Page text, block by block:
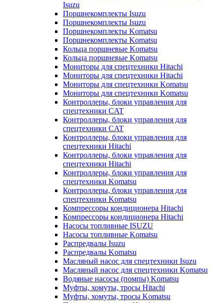
Isuzu
Поршнекомплекты Isuzu
Поршнекомплекты Isuzu
Поршнекомплекты Komatsu
Поршнекомплекты Komatsu
Кольца поршневые Komatsu
Кольца поршневые Komatsu
Мониторы для спецтехники Hitachi
Мониторы для спецтехники Hitachi
Мониторы для спецтехники Komatsu
Мониторы для спецтехники Komatsu
Контроллеры, блоки управления для
спецтехники CAT
Контроллеры, блоки управления для
спецтехники CAT
Контроллеры, блоки управления для
спецтехники Hitachi
Контроллеры, блоки управления для
спецтехники Hitachi
Контроллеры, блоки управления для
спецтехники Komatsu
Контроллеры, блоки управления для
спецтехники Komatsu
Компрессоры кондиционера Hitachi
Компрессоры кондиционера Hitachi
Насосы топливные ISUZU
Насосы топливные Komatsu
Распредвалы Isuzu
Распредвалы Komatsu
Масляный насос для спецтехники Isuzu
Масляный насос для спецтехники Komatsu
Водяные насосы (помпы) Komatsu
Муфты, хомуты, тросы Hitachi
Муфты, хомуты, тросы Komatsu